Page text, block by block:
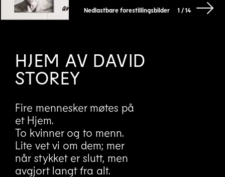
Nedlastbare forestillingsbilder 1 / 14
HJEM AV DAVID
STOREY
Fire mennesker møtes på
et Hjem.
To kvinner og to menn.
Lite vet vi om dem; mer
når stykket er slutt, men
avgjort langt fra alt.